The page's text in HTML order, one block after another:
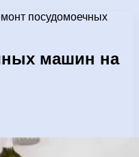
посудомоечных
машин на